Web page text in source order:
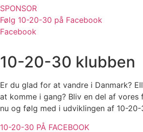
SPONSOR
Følg 10-20-30 på Facebook
Facebook
10-20-30 klubben
Er du glad for at vandre i Danmark?
at komme i gang? Bliv en del af
nu og følg med i udviklingen af 10-20-
10-20-30 PÅ FACEBOOK